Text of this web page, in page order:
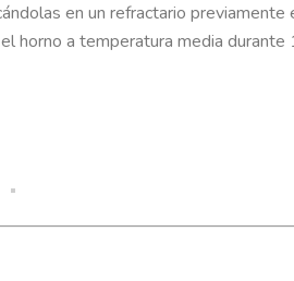
en un refractario
horno a temperatura media